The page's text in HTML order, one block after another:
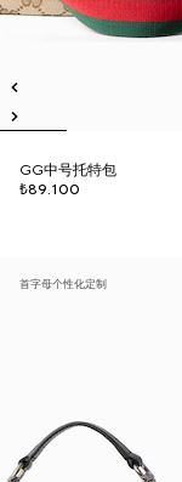
GG中号托特包
₺89.100
首字母个性化定制